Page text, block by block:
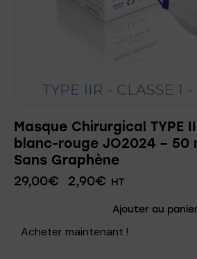
Masque Chirurgical TYPE
blanc-rouge JO2024 – 50
Sans Graphène
29,00€ 2,90€ HT
Ajouter au
Acheter maintenant !